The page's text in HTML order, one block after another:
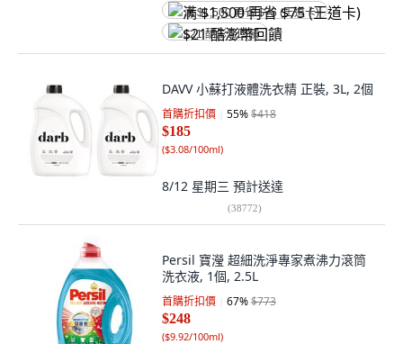
满 $1,500 再省 $75 (王道卡)
$21 酷澎幣回饋
DAVV 小蘇打液體洗衣精 正裝, 3L, 2個
首購折扣價 55%$418
$185
($3.08/100ml)
8/12 星期三 預計送達
(38772)
Persil 寶瀅 超細洗淨專家煮沸力滾筒
洗衣液, 1個, 2.5L
首購折扣價 67%$773
$248
($9.92/100ml)